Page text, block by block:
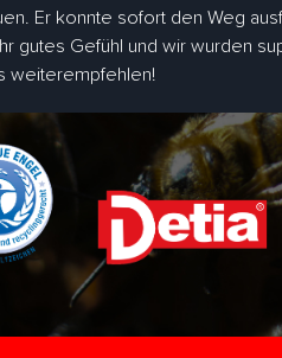
Er konnte sofort den Weg
gutes Gefühl und wir wurden
weiterempfehlen!